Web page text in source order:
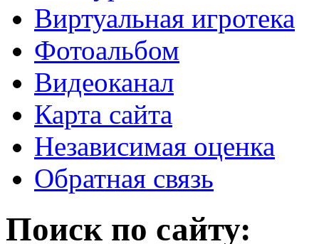
Виртуальная игротека
Фотоальбом
Видеоканал
Карта сайта
Независимая оценка
Обратная связь
Поиск по сайту: